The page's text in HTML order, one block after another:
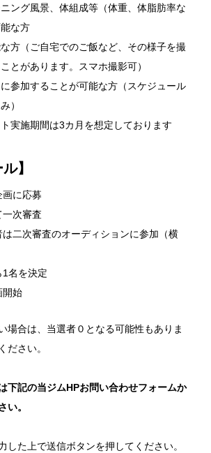
ング風景、体組成等（体重、体脂肪率な
な方
方（ご自宅でのご飯など、その様子を撮
とがあります。スマホ撮影可）
参加することが可能な方（スケジュール
）
実施期間は3カ月を想定しております
】
画に応募
一次審査
二次審査のオーディションに参加（横
1名を決定
開始
場合は、当選者０となる可能性もありま
ださい。
下記の当ジムHPお問い合わせフォームか
い。
した上で送信ボタンを押してください。